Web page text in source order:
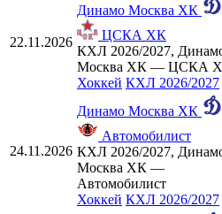
22.11.2026
Динамо Москва ХК
ЦСКА ХК
КХЛ 2026/2027,
Москва ХК — ЦСКА
Хоккей КХЛ 2026/2027
24.11.2026
Динамо Москва ХК
Автомобилист
КХЛ 2026/2027,
Москва ХК —
Автомобилист
Хоккей КХЛ 2026/2027